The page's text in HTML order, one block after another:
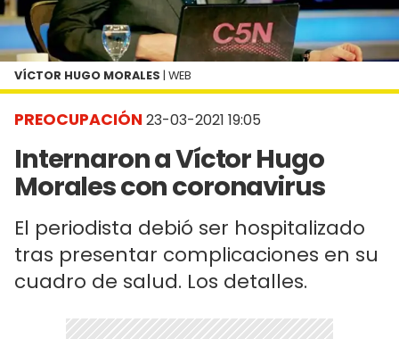
PREOCUPACIÓN 23-03-2021 19:05
Internaron a Víctor Hugo
Morales con coronavirus
El periodista debió ser hospitalizado
tras presentar complicaciones en su
cuadro de salud. Los detalles.
VÍCTOR HUGO MORALES | WEB